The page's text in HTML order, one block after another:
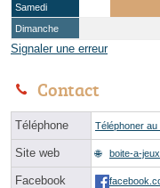
Samedi
Dimanche
Signaler une erreur
Contact
Téléphone Téléphoner au
Site web boite-a-
Facebook